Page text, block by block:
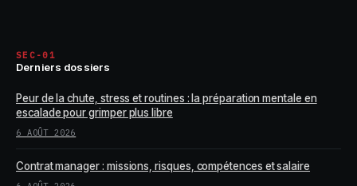
SEC-01
Derniers dossiers
Peur de la chute, stress et routines : la préparation mentale en
escalade pour grimper plus libre
6 AOÛT 2026
Contrat manager : missions, risques, compétences et salaire